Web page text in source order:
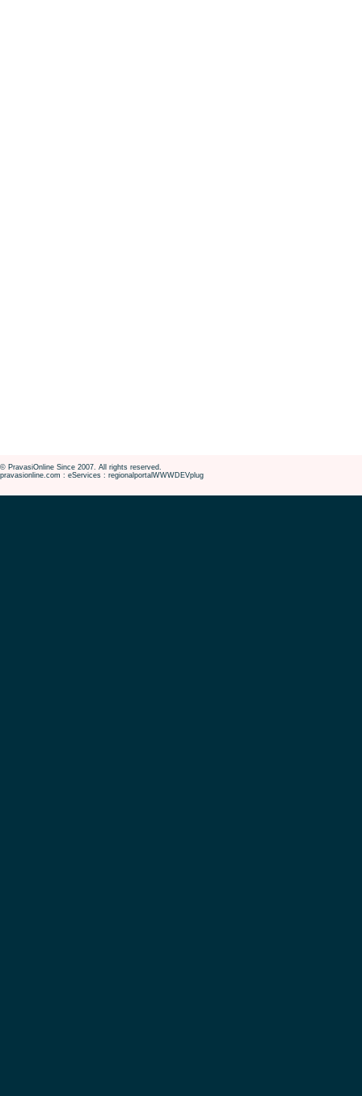
© PravasiOnline Since 2007. All rights reserved.
pravasionline.com : eServices : regionalportalWWWDEVplug